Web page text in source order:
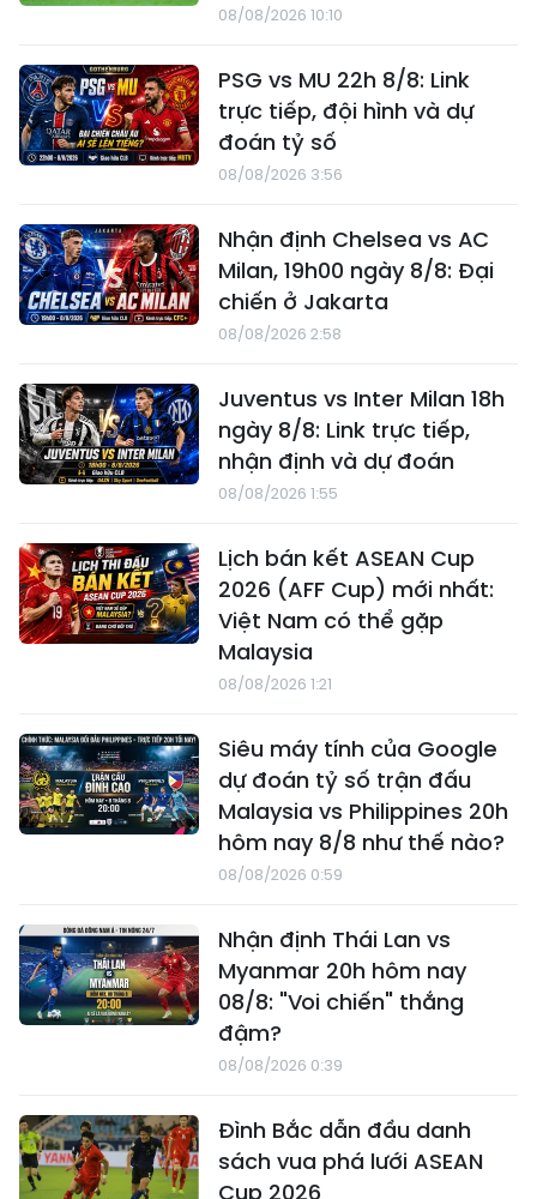
08/08/2026 10:10
PSG vs MU 22h 8/8: Link
trực tiếp, đội hình và dự
đoán tỷ số
08/08/2026 3:56
Nhận định Chelsea vs AC
Milan, 19h00 ngày 8/8: Đại
chiến ở Jakarta
08/08/2026 2:58
Juventus vs Inter Milan 18h
ngày 8/8: Link trực tiếp,
nhận định và dự đoán
08/08/2026 1:55
Lịch bán kết ASEAN Cup
2026 (AFF Cup) mới nhất:
Việt Nam có thể gặp
Malaysia
08/08/2026 1:21
Siêu máy tính của Google
dự đoán tỷ số trận đấu
Malaysia vs Philippines 20h
hôm nay 8/8 như thế nào?
08/08/2026 0:59
Nhận định Thái Lan vs
Myanmar 20h hôm nay
08/8: "Voi chiến" thắng
đậm?
08/08/2026 0:39
Đình Bắc dẫn đầu danh
sách vua phá lưới ASEAN
Cup 2026